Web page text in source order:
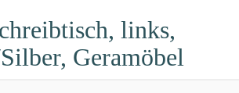
links,
Geramöbel